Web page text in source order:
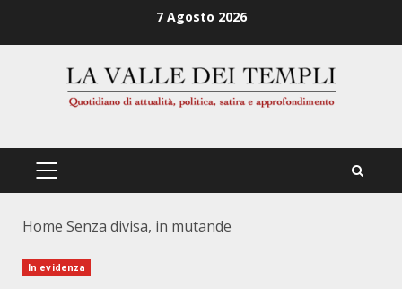
7 Agosto 2026
PRIMÄRES
Home Senza divisa, in mutande
In evidenza